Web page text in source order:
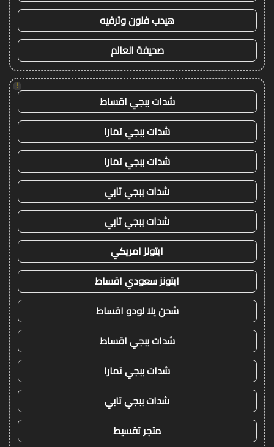
هيدب فنون وترفيه
صحيفة العالم
!
شدات ببجي اقساط
شدات ببجي تمارا
شدات ببجي تمارا
شدات ببجي تابي
شدات ببجي تابي
ايتونز امريكي
ايتونز سعودي اقساط
شحن يلا لودو اقساط
شدات ببجي اقساط
شدات ببجي تمارا
شدات ببجي تابي
متجر تقسيط